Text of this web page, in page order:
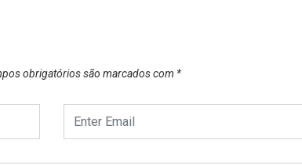
obrigatórios são marcados com *